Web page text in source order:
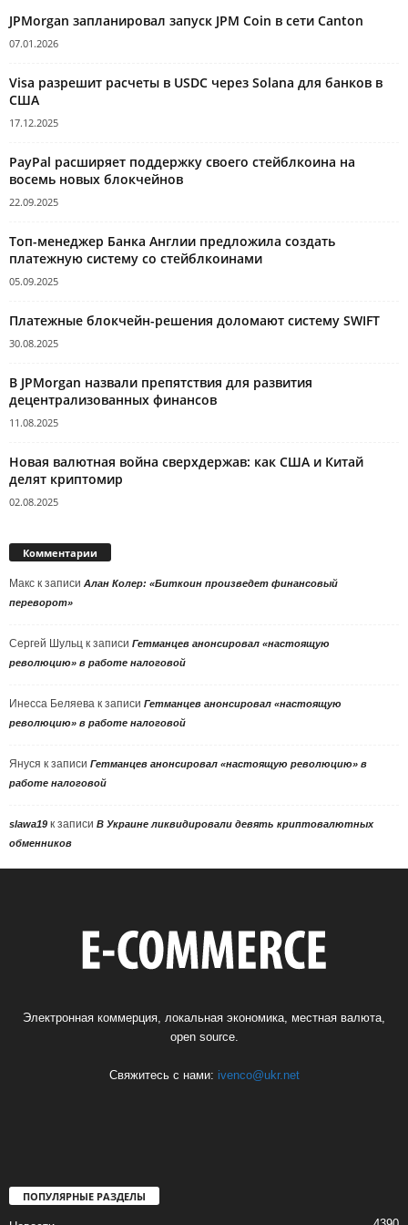
JPMorgan запланировал запуск JPM Coin в сети Canton
07.01.2026
Visa разрешит расчеты в USDC через Solana для банков в
США
17.12.2025
PayPal расширяет поддержку своего стейблкоина на
восемь новых блокчейнов
22.09.2025
Топ-менеджер Банка Англии предложила создать
платежную систему со стейблкоинами
05.09.2025
Платежные блокчейн-решения доломают систему SWIFT
30.08.2025
В JPMorgan назвали препятствия для развития
децентрализованных финансов
11.08.2025
Новая валютная война сверхдержав: как США и Китай
делят криптомир
02.08.2025
Комментарии
Макс к записи Алан Колер: «Биткоин произведет финансовый
переворот»
Сергей Шульц к записи Гетманцев анонсировал «настоящую
революцию» в работе налоговой
Инесса Беляева к записи Гетманцев анонсировал «настоящую
революцию» в работе налоговой
Януся к записи Гетманцев анонсировал «настоящую революцию» в
работе налоговой
slawa19 к записи В Украине ликвидировали девять криптовалютных
обменников
Электронная коммерция, локальная экономика, местная валюта,
open source.
Свяжитесь с нами: ivenco@ukr.net
ПОПУЛЯРНЫЕ РАЗДЕЛЫ